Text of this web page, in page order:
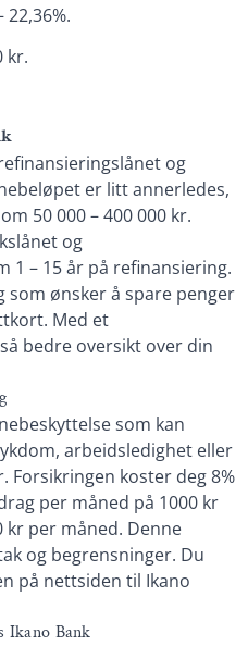
22,36%.
kr.
og
er litt annerledes,
50 000 – 400 000 kr.
og
1 – 15 år på refinansiering.
som ønsker å spare penger
Med et
bedre oversikt over din
som kan
arbeidsledighet eller
Forsikringen koster deg 8%
per måned på 1000 kr
per måned. Denne
og begrensninger. Du
på nettsiden til Ikano
Ikano Bank